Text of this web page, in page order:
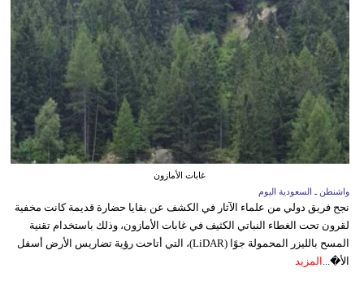
غابات الأمازون
واشنطن ـ السعودية اليوم
نجح فريق دولي من علماء الآثار في الكشف عن بقايا حضارة قديمة كانت مخفية
لقرون تحت الغطاء النباتي الكثيف في غابات الأمازون، وذلك باستخدام تقنية
المسح بالليزر المحمولة جوًا (LiDAR)، التي أتاحت رؤية تضاريس الأرض أسفل
الأ�... المزيد